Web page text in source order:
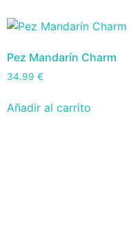
Pez Mandarín Charm
34.99 €
Añadir al carrito